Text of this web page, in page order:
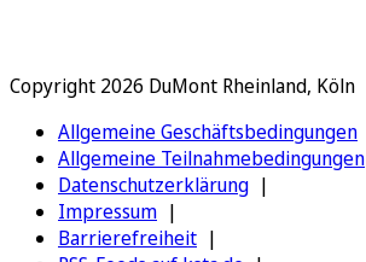
Copyright 2026 DuMont Rheinland, Köln
Allgemeine Geschäftsbedingungen
Allgemeine Teilnahmebedingungen
Datenschutzerklärung
Impressum
Barrierefreiheit